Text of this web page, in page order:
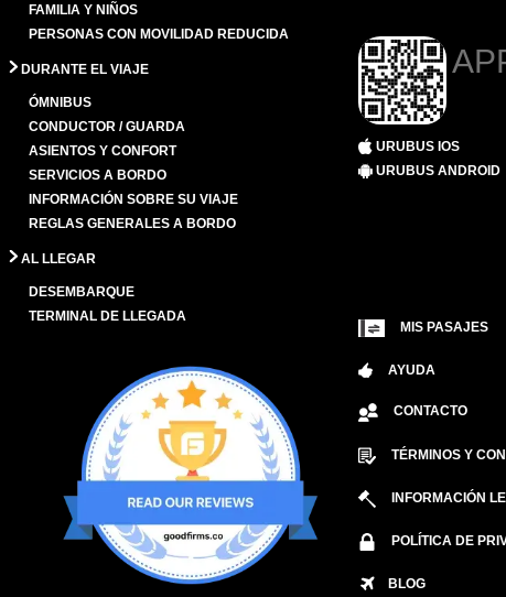
FAMILIA Y NIÑOS
PERSONAS CON MOVILIDAD REDUCIDA
DURANTE EL VIAJE
ÓMNIBUS
CONDUCTOR / GUARDA
ASIENTOS Y CONFORT
SERVICIOS A BORDO
INFORMACIÓN SOBRE SU VIAJE
REGLAS GENERALES A BORDO
AL LLEGAR
DESEMBARQUE
TERMINAL DE LLEGADA
URUBUS IOS
URUBUS ANDROID
MIS PASAJES
AYUDA
CONTACTO
TÉRMINOS Y
INFORMACIÓN
POLÍTICA DE
BLOG